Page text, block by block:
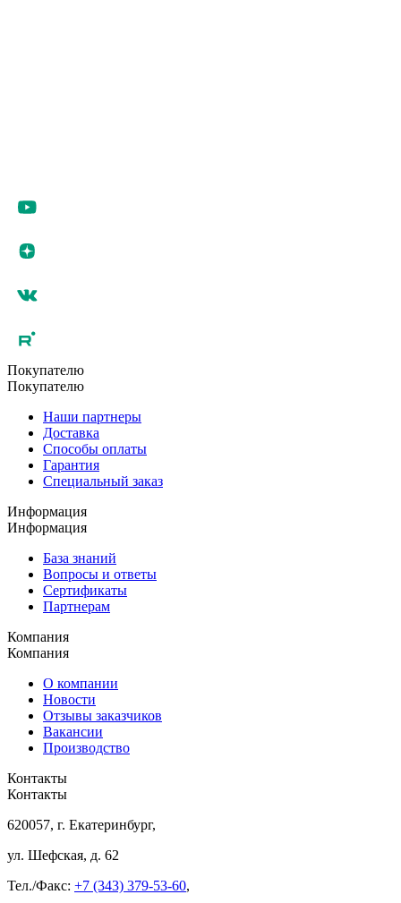
Покупателю
Покупателю
Наши партнеры
Доставка
Способы оплаты
Гарантия
Специальный заказ
Информация
Информация
База знаний
Вопросы и ответы
Сертификаты
Партнерам
Компания
Компания
О компании
Новости
Отзывы заказчиков
Вакансии
Производство
Контакты
Контакты
620057, г. Екатеринбург,
ул. Шефская, д. 62
Тел./Факс: +7 (343) 379-53-60,